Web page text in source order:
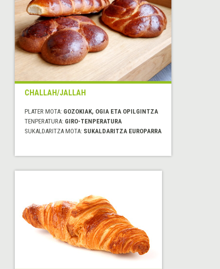
CHALLAH/JALLAH
PLATER MOTA: GOZOKIAK, OGIA ETA OPILGINTZA
TENPERATURA: GIRO-TENPERATURA
SUKALDARITZA MOTA: SUKALDARITZA EUROPARRA